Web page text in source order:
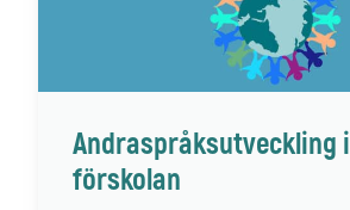
Andraspråksutveckling i
förskolan